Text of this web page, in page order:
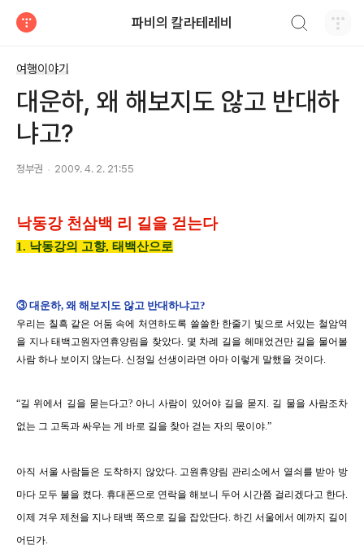
파비의 칼라테레비
여행이야기
대운하, 왜 해보지도 않고 반대하
냐고?
정부권 2009. 4. 2. 21:55
낙동강 천삼백 리 길을 걷는다
1. 낙동강의 고향, 태백산으로
③ 대운하, 왜 해보지도 않고 반대하냐고?
우리는 칠흑 같은 어둠 속에 처연하도록 쓸쓸한 한줄기 빛으로 서있는 철암역
을 지나 태백고원자연휴양림을 찾았다. 몇 차례 길을 헤매었건만 길을 물어볼
사람 하나 보이지 않는다. 신정일 선생이라면 아마 이렇게 말했을 것이다.
“길 위에서 길을 묻는다고? 아니 사람이 있어야 길을 묻지 . 길 물을 사람조차
없는 그 고독과 싸우는 게 바로 길을 찾아 걷는 자의 몫이야.”
아직 서울 사람들은 도착하지 않았다. 고원휴양림 관리소에서 열쇠를 받아 방
마다 모두 불을 켰다. 휴대폰으로 연락을 해보니 두어 시간쯤 걸리겠다고 한다.
이제 겨우 제천을 지나 태백 쪽으로 길을 잡았단다. 하긴 서울에서 예까지 길이
어딘가.